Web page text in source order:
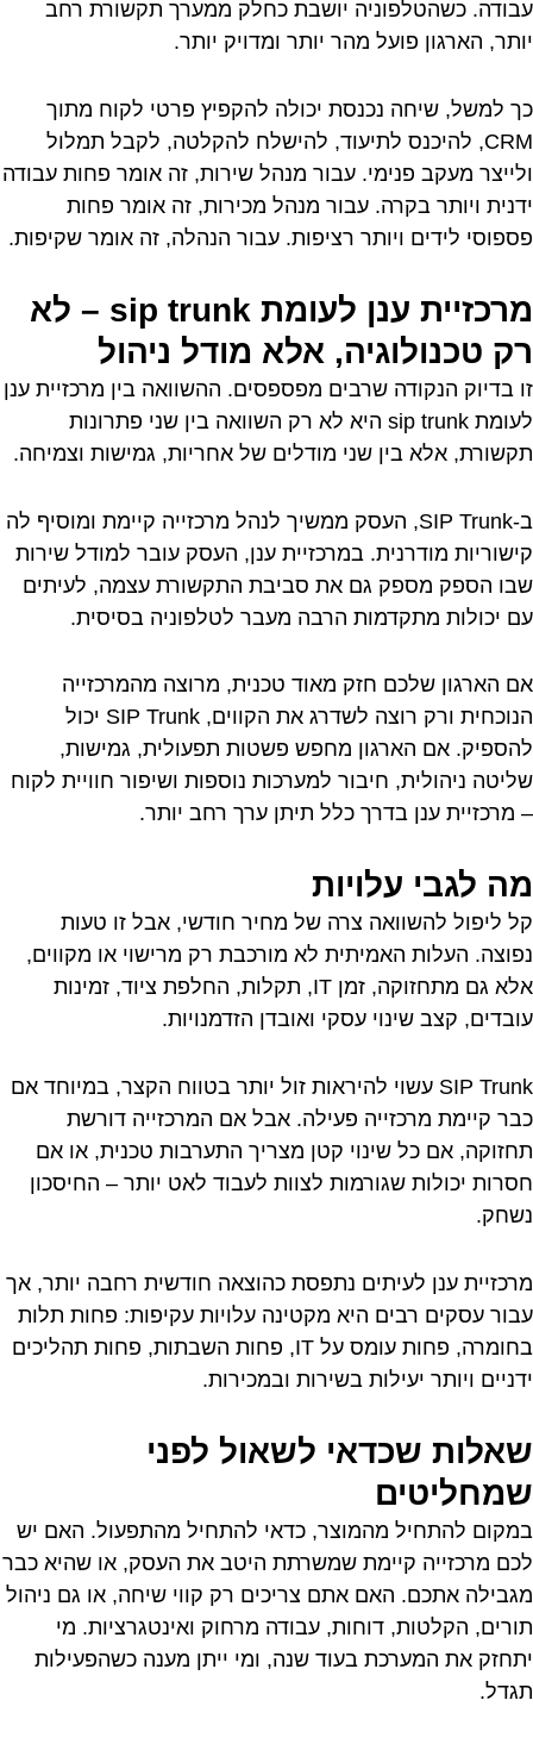
עבודה. כשהטלפוניה יושבת כחלק ממערך תקשורת רחב
יותר, הארגון פועל מהר יותר ומדויק יותר.
כך למשל, שיחה נכנסת יכולה להקפיץ פרטי לקוח מתוך
CRM, להיכנס לתיעוד, להישלח להקלטה, לקבל תמלול
ולייצר מעקב פנימי. עבור מנהל שירות, זה אומר פחות עבודה
ידנית ויותר בקרה. עבור מנהל מכירות, זה אומר פחות
פספוסי לידים ויותר רציפות. עבור הנהלה, זה אומר שקיפות.
מרכזיית ענן לעומת sip trunk – לא
רק טכנולוגיה, אלא מודל ניהול
זו בדיוק הנקודה שרבים מפספסים. ההשוואה בין מרכזיית ענן
לעומת sip trunk היא לא רק השוואה בין שני פתרונות
תקשורת, אלא בין שני מודלים של אחריות, גמישות וצמיחה.
ב-SIP Trunk, העסק ממשיך לנהל מרכזייה קיימת ומוסיף לה
קישוריות מודרנית. במרכזיית ענן, העסק עובר למודל שירות
שבו הספק מספק גם את סביבת התקשורת עצמה, לעיתים
עם יכולות מתקדמות הרבה מעבר לטלפוניה בסיסית.
אם הארגון שלכם חזק מאוד טכנית, מרוצה מהמרכזייה
הנוכחית ורק רוצה לשדרג את הקווים, SIP Trunk יכול
להספיק. אם הארגון מחפש פשטות תפעולית, גמישות,
שליטה ניהולית, חיבור למערכות נוספות ושיפור חוויית לקוח
– מרכזיית ענן בדרך כלל תיתן ערך רחב יותר.
מה לגבי עלויות
קל ליפול להשוואה צרה של מחיר חודשי, אבל זו טעות
נפוצה. העלות האמיתית לא מורכבת רק מרישוי או מקווים,
אלא גם מתחזוקה, זמן IT, תקלות, החלפת ציוד, זמינות
עובדים, קצב שינוי עסקי ואובדן הזדמנויות.
SIP Trunk עשוי להיראות זול יותר בטווח הקצר, במיוחד אם
כבר קיימת מרכזייה פעילה. אבל אם המרכזייה דורשת
תחזוקה, אם כל שינוי קטן מצריך התערבות טכנית, או אם
חסרות יכולות שגורמות לצוות לעבוד לאט יותר – החיסכון
נשחק.
מרכזיית ענן לעיתים נתפסת כהוצאה חודשית רחבה יותר, אך
עבור עסקים רבים היא מקטינה עלויות עקיפות: פחות תלות
בחומרה, פחות עומס על IT, פחות השבתות, פחות תהליכים
ידניים ויותר יעילות בשירות ובמכירות.
שאלות שכדאי לשאול לפני
שמחליטים
במקום להתחיל מהמוצר, כדאי להתחיל מהתפעול. האם יש
לכם מרכזייה קיימת שמשרתת היטב את העסק, או שהיא כבר
מגבילה אתכם. האם אתם צריכים רק קווי שיחה, או גם ניהול
תורים, הקלטות, דוחות, עבודה מרחוק ואינטגרציות. מי
יתחזק את המערכת בעוד שנה, ומי ייתן מענה כשהפעילות
תגדל.